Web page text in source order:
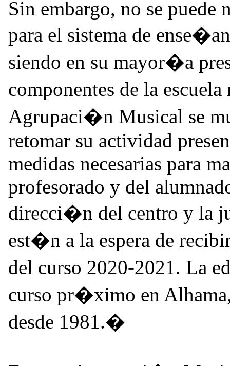
Sin embargo, no se puede
para el sistema de
siendo en su mayor�a
componentes de la
Agrupaci�n Musical se
retomar su actividad
medidas necesarias para
profesorado y del
direcci�n del centro y la
est�n a la espera de
del curso 2020-2021. La
curso pr�ximo en
desde 1981.�